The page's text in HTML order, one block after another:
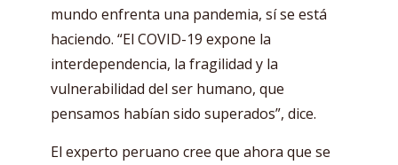
mundo enfrenta una pandemia, sí se está
haciendo. “El COVID-19 expone la
interdependencia, la fragilidad y la
vulnerabilidad del ser humano, que
pensamos habían sido superados”, dice.
El experto peruano cree que ahora que se